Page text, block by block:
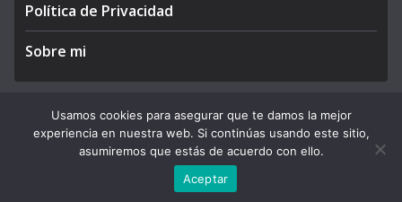
Política de Privacidad
Sobre mi
Copyright © 2026APEGA Perú. All rights reserved.
by ThemeGrill. Powered by
Usamos cookies para asegurar que te damos la mejor
experiencia en nuestra web. Si continúas usando este sitio,
asumiremos que estás de acuerdo con ello.
Aceptar